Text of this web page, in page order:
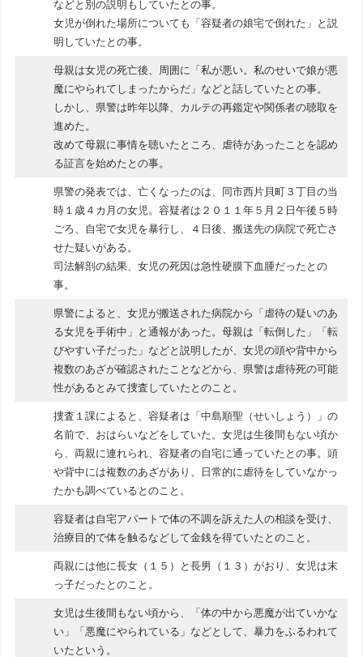
などと別の説明もしていたとの事。
女児が倒れた場所についても「容疑者の娘宅で倒れた」と説
明していたとの事。
母親は女児の死亡後、周囲に「私が悪い。私のせいで娘が悪
魔にやられてしまったからだ」などと話していたとの事。
しかし、県警は昨年以降、カルテの再鑑定や関係者の聴取を
進めた。
改めて母親に事情を聴いたところ、虐待があったことを認め
る証言を始めたとの事。
県警の発表では、亡くなったのは、同市西片貝町３丁目の当
時１歳４カ月の女児。容疑者は２０１１年５月２日午後５時
ごろ、自宅で女児を暴行し、４日後、搬送先の病院で死亡さ
せた疑いがある。
司法解剖の結果、女児の死因は急性硬膜下血腫だったとの
事。
県警によると、女児が搬送された病院から「虐待の疑いのあ
る女児を手術中」と通報があった。母親は「転倒した」「転
びやすい子だった」などと説明したが、女児の頭や背中から
複数のあざが確認されたことなどから、県警は虐待死の可能
性があるとみて捜査していたとのこと。
捜査１課によると、容疑者は「中島順聖（せいしょう）」の
名前で、おはらいなどをしていた。女児は生後間もない頃か
ら、両親に連れられ、容疑者の自宅に通っていたとの事。頭
や背中には複数のあざがあり、日常的に虐待をしていなかっ
たかも調べているとのこと。
容疑者は自宅アパートで体の不調を訴えた人の相談を受け、
治療目的で体を触るなどして金銭を得ていたとのこと。
両親には他に長女（１５）と長男（１３）がおり、女児は末
っ子だったとのこと。
女児は生後間もない頃から、「体の中から悪魔が出ていかな
い」「悪魔にやられている」などとして、暴力をふるわれて
いたという。